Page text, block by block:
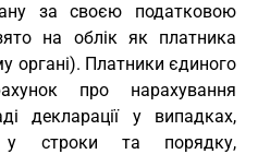
за своєю податковою
на облік як платника
органі). Платники єдиного
про нарахування
декларації у випадках,
строки та порядку,